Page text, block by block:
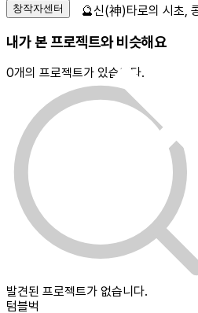
창작자센터
내가 본 프로젝트와 비슷해요
0개의 프로젝트가 있습니다.
발견된 프로젝트가 없습니다.
텀블벅
🔮신(神)타로의 시초,